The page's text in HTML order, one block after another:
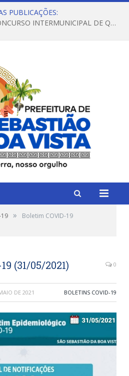
PUBLICAÇÕES:
REGULAMENTO DO X CONCURSO INTERMUNICIPAL DE QUADRILHAS JUNINAS – 2026 – ARRAIÁ DA VENEZA
»
Boletim COVID-19
(31/05/2021) 0
DE 2021 BOLETINS COVID-19